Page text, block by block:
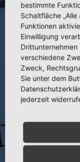
4.131
Grenzen der
Coxarthrosen
ambulanten
operativen
Nachbehandlung nach
Veranstaltung:4.
Orthopädie“ der Ges. f.
bestimmte
Schaltfläche
Funktionen
Einwilligung
verschiedene
Zweck,
Sie unter dem
jederzeit